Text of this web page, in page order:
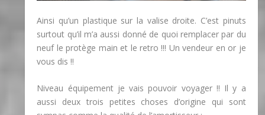
Ainsi qu’un plastique sur la valise droite. C’est pinuts
surtout qu’il m’a aussi donné de quoi remplacer par du
neuf le protège main et le retro !!! Un vendeur en or je
vous dis !!
Niveau équipement je vais pouvoir voyager !! Il y a
aussi deux trois petites choses d’origine qui sont